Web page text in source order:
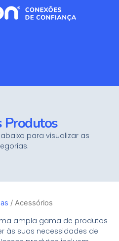
Produtos
para visualizar as
/ Acessórios
ampla gama de produtos
às suas necessidades de